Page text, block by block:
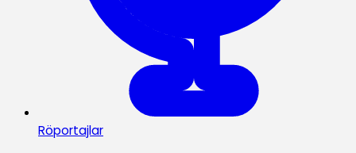
Röportajlar